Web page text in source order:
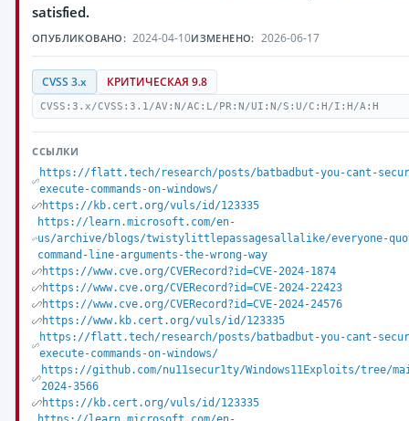
satisfied.
ОПУБЛИКОВАНО: 2024-04-10ИЗМЕНЕНО: 2026-06-17
CVSS 3.x КРИТИЧЕСКАЯ 9.8
CVSS:3.x/CVSS:3.1/AV:N/AC:L/PR:N/UI:N/S:U/C:H/I:H/A:H
ССЫЛКИ
https://flatt.tech/research/posts/batbadbut-you-cant-
execute-commands-on-windows/
https://kb.cert.org/vuls/id/123335
https://learn.microsoft.com/en-
us/archive/blogs/twistylittlepassagesallalike/everyone-
command-line-arguments-the-wrong-way
https://www.cve.org/CVERecord?id=CVE-2024-1874
https://www.cve.org/CVERecord?id=CVE-2024-22423
https://www.cve.org/CVERecord?id=CVE-2024-24576
https://www.kb.cert.org/vuls/id/123335
https://flatt.tech/research/posts/batbadbut-you-cant-
execute-commands-on-windows/
https://github.com/nu11secur1ty/Windows11Exploits/tree/
2024-3566
https://kb.cert.org/vuls/id/123335